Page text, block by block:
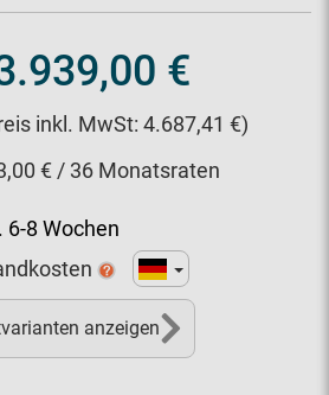
€
inkl. MwSt: 4.687,41 €)
€ / 36 Monatsraten
6-8 Wochen
anzeigen